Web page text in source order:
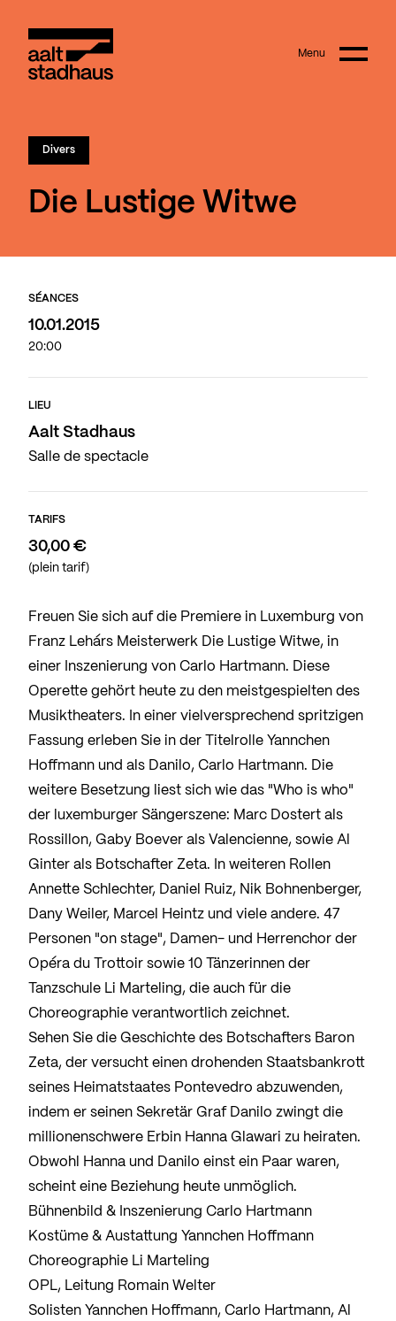
Main content Menu
Divers
Die Lustige Witwe
SÉANCES
10.01.2015
20:00
LIEU
Aalt Stadhaus
Salle de spectacle
TARIFS
30,00 €
(plein tarif)
Freuen Sie sich auf die Premiere in Luxemburg von
Franz Lehárs Meisterwerk Die Lustige Witwe, in
einer Inszenierung von Carlo Hartmann. Diese
Operette gehört heute zu den meistgespielten des
Musiktheaters. In einer vielversprechend spritzigen
Fassung erleben Sie in der Titelrolle Yannchen
Hoffmann und als Danilo, Carlo Hartmann. Die
weitere Besetzung liest sich wie das "Who is who"
der luxemburger Sängerszene: Marc Dostert als
Rossillon, Gaby Boever als Valencienne, sowie Al
Ginter als Botschafter Zeta. In weiteren Rollen
Annette Schlechter, Daniel Ruiz, Nik Bohnenberger,
Dany Weiler, Marcel Heintz und viele andere. 47
Personen "on stage", Damen- und Herrenchor der
Opéra du Trottoir sowie 10 Tänzerinnen der
Tanzschule Li Marteling, die auch für die
Choreographie verantwortlich zeichnet.
Sehen Sie die Geschichte des Botschafters Baron
Zeta, der versucht einen drohenden Staatsbankrott
seines Heimatstaates Pontevedro abzuwenden,
indem er seinen Sekretär Graf Danilo zwingt die
millionenschwere Erbin Hanna Glawari zu heiraten.
Obwohl Hanna und Danilo einst ein Paar waren,
scheint eine Beziehung heute unmöglich.
Bühnenbild & Inszenierung Carlo Hartmann
Kostüme & Austattung Yannchen Hoffmann
Choreographie Li Marteling
OPL, Leitung Romain Welter
Solisten Yannchen Hoffmann, Carlo Hartmann, Al